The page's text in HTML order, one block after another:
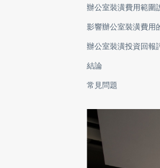
辦公室裝潢費用範圍
影響辦公室裝潢費用
辦公室裝潢投資回報
結論
常見問題